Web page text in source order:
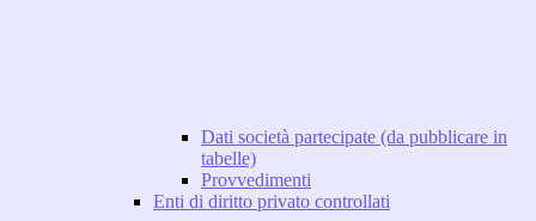
Dati società partecipate (da pubblicare in
tabelle)
Provvedimenti
Enti di diritto privato controllati